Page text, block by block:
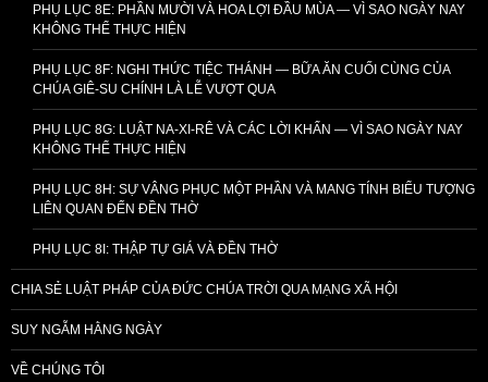
PHỤ LỤC 8E: PHẦN MƯỜI VÀ HOA LỢI ĐẦU MÙA — VÌ SAO NGÀY NAY
KHÔNG THỂ THỰC HIỆN
PHỤ LỤC 8F: NGHI THỨC TIỆC THÁNH — BỮA ĂN CUỐI CÙNG CỦA
CHÚA GIÊ-SU CHÍNH LÀ LỄ VƯỢT QUA
PHỤ LỤC 8G: LUẬT NA-XI-RÊ VÀ CÁC LỜI KHẤN — VÌ SAO NGÀY NAY
KHÔNG THỂ THỰC HIỆN
PHỤ LỤC 8H: SỰ VÂNG PHỤC MỘT PHẦN VÀ MANG TÍNH BIỂU TƯỢNG
LIÊN QUAN ĐẾN ĐỀN THỜ
PHỤ LỤC 8I: THẬP TỰ GIÁ VÀ ĐỀN THỜ
CHIA SẺ LUẬT PHÁP CỦA ĐỨC CHÚA TRỜI QUA MẠNG XÃ HỘI
SUY NGẪM HẰNG NGÀY
VỀ CHÚNG TÔI